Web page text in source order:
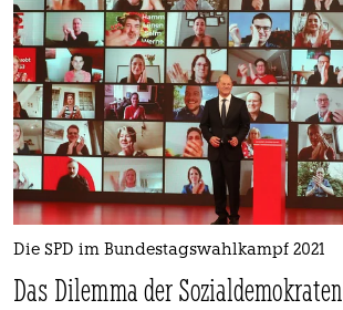
Die SPD im Bundestagswahlkampf 2021
Das Dilemma der Sozialdemokraten